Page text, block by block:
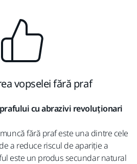
vopselei fără praf
cu abrazivi revoluționari
fără praf este una dintre cele
a reduce riscul de apariție a
este un produs secundar natural